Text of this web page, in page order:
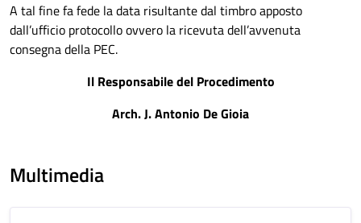
A tal fine fa fede la data risultante dal timbro apposto
dall’ufficio protocollo ovvero la ricevuta dell’avvenuta
consegna della PEC.
Il Responsabile del Procedimento
Arch. J. Antonio De Gioia
Multimedia